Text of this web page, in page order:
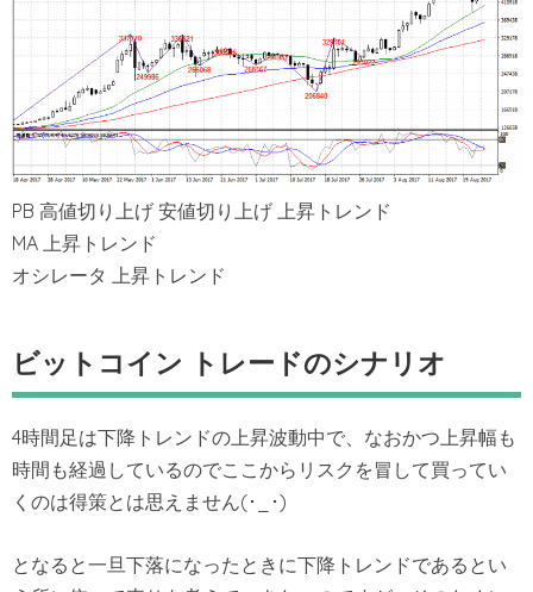
PB 高値切り上げ 安値切り上げ 上昇トレンド
MA 上昇トレンド
オシレータ 上昇トレンド
ビットコイン トレードのシナリオ
4時間足は下降トレンドの上昇波動中で、なおかつ上昇幅も
時間も経過しているのでここからリスクを冒して買ってい
くのは得策とは思えません(･_･)
となると一旦下落になったときに下降トレンドであるとい